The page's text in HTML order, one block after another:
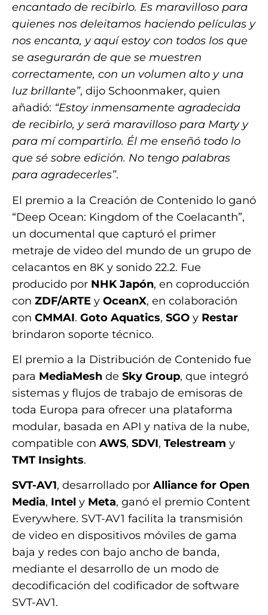
encantado de recibirlo. Es maravilloso para
quienes nos deleitamos haciendo películas y
nos encanta, y aquí estoy con todos los que
se asegurarán de que se muestren
correctamente, con un volumen alto y una
luz brillante”, dijo Schoonmaker, quien
añadió: “Estoy inmensamente agradecida
de recibirlo, y será maravilloso para Marty y
para mí compartirlo. Él me enseñó todo lo
que sé sobre edición. No tengo palabras
para agradecerles”.
El premio a la Creación de Contenido lo ganó
“Deep Ocean: Kingdom of the Coelacanth”,
un documental que capturó el primer
metraje de video del mundo de un grupo de
celacantos en 8K y sonido 22.2. Fue
producido por NHK Japón, en coproducción
con ZDF/ARTE y OceanX, en colaboración
con CMMAI. Goto Aquatics, SGO y Restar
brindaron soporte técnico.
El premio a la Distribución de Contenido fue
para MediaMesh de Sky Group, que integró
sistemas y flujos de trabajo de emisoras de
toda Europa para ofrecer una plataforma
modular, basada en API y nativa de la nube,
compatible con AWS, SDVI, Telestream y
TMT Insights.
SVT-AV1, desarrollado por Alliance for Open
Media, Intel y Meta, ganó el premio Content
Everywhere. SVT-AV1 facilita la transmisión
de video en dispositivos móviles de gama
baja y redes con bajo ancho de banda,
mediante el desarrollo de un modo de
decodificación del codificador de software
SVT-AV1.